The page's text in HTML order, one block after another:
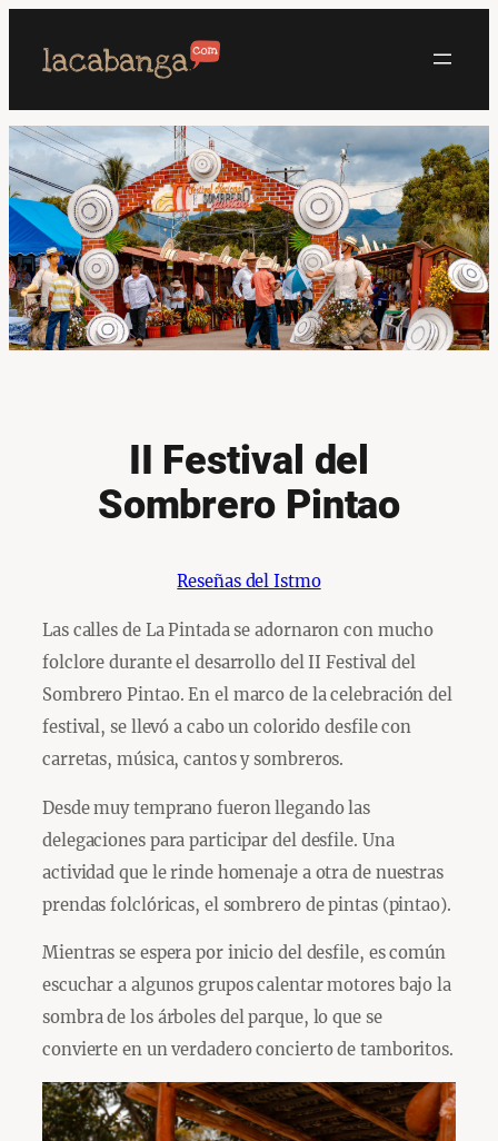
II Festival del
Sombrero Pintao
Reseñas del Istmo
Las calles de La Pintada se adornaron con mucho
folclore durante el desarrollo del II Festival del
Sombrero Pintao. En el marco de la celebración del
festival, se llevó a cabo un colorido desfile con
carretas, música, cantos y sombreros.
Desde muy temprano fueron llegando las
delegaciones para participar del desfile. Una
actividad que le rinde homenaje a otra de nuestras
prendas folclóricas, el sombrero de pintas (pintao).
Mientras se espera por inicio del desfile, es común
escuchar a algunos grupos calentar motores bajo la
sombra de los árboles del parque, lo que se
convierte en un verdadero concierto de tamboritos.